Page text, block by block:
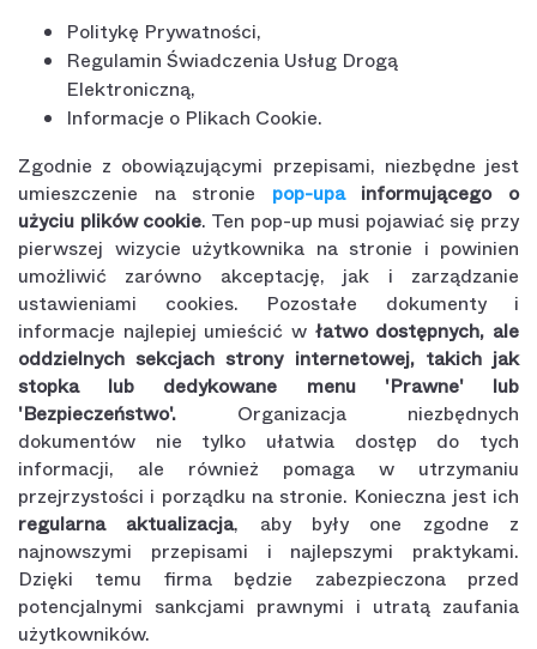
Politykę Prywatności,
Regulamin Świadczenia Usług Drogą
Elektroniczną,
Informacje o Plikach Cookie.
Zgodnie z obowiązującymi przepisami, niezbędne jest
umieszczenie na stronie pop-upainformującego o
użyciu plików cookie. Ten pop-up musi pojawiać się przy
pierwszej wizycie użytkownika na stronie i powinien
umożliwić zarówno akceptację, jak i zarządzanie
ustawieniami cookies. Pozostałe dokumenty i
informacje najlepiej umieścić w łatwo dostępnych, ale
oddzielnych sekcjach strony internetowej, takich jak
stopka lub dedykowane menu 'Prawne' lub
'Bezpieczeństwo'. Organizacja niezbędnych
dokumentów nie tylko ułatwia dostęp do tych
informacji, ale również pomaga w utrzymaniu
przejrzystości i porządku na stronie. Konieczna jest ich
regularna aktualizacja, aby były one zgodne z
najnowszymi przepisami i najlepszymi praktykami.
Dzięki temu firma będzie zabezpieczona przed
potencjalnymi sankcjami prawnymi i utratą zaufania
użytkowników.